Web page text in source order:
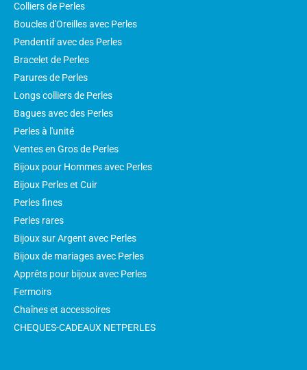
Colliers de Perles
Boucles d'Oreilles avec Perles
Pendentif avec des Perles
Bracelet de Perles
Parures de Perles
Longs colliers de Perles
Bagues avec des Perles
Perles à l'unité
Ventes en Gros de Perles
Bijoux pour Hommes avec Perles
Bijoux Perles et Cuir
Perles fines
Perles rares
Bijoux sur Argent avec Perles
Bijoux de mariages avec Perles
Apprêts pour bijoux avec Perles
Fermoirs
Chaînes et accessoires
CHEQUES-CADEAUX NETPERLES